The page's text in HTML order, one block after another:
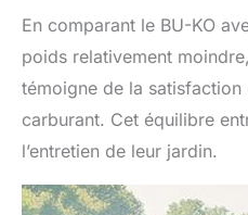
En comparant le BU-KO
poids relativement
témoigne de la
carburant. Cet équilibre
l’entretien de leur jardin.